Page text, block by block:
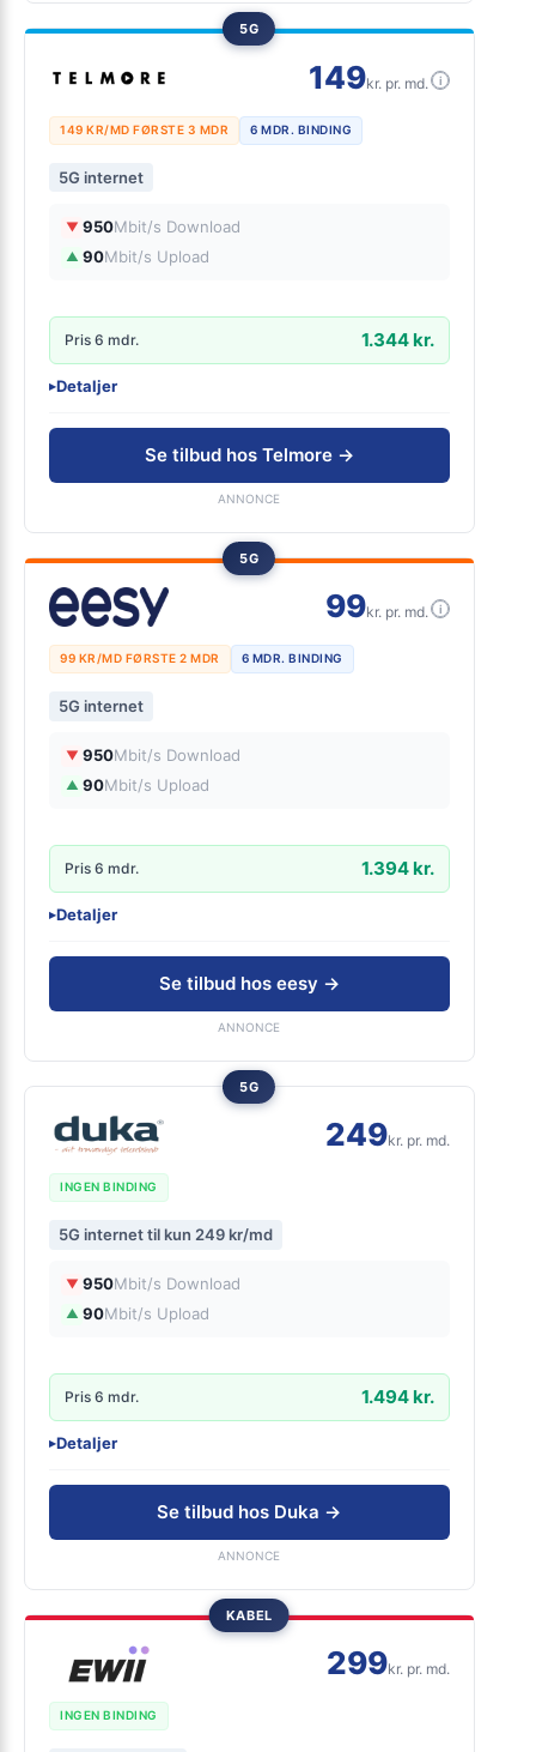
5G
149kr. pr. md. i
149 KR/MD FØRSTE 3 MDR 6 MDR. BINDING
5G internet
▼ 950Mbit/s Download
▲ 90Mbit/s Upload
Pris 6 mdr. 1.344 kr.
▸Detaljer
Inkl 5G lånerouterSe tilbud hos Telmore →
ANNONCE
5G
99kr. pr. md. i
99 KR/MD FØRSTE 2 MDR 6 MDR. BINDING
5G internet
▼ 950Mbit/s Download
▲ 90Mbit/s Upload
Pris 6 mdr. 1.394 kr.
▸Detaljer
Danmarks bedste 5G dækning fra TDC NET
Se tilbud hos eesy →
ANNONCE
5G
249kr. pr. md.
INGEN BINDING
5G internet til kun 249 kr/md
▼ 950Mbit/s Download
▲ 90Mbit/s Upload
Pris 6 mdr. 1.494 kr.
▸Detaljer
Se tilbud hos Duka →
ANNONCE
KABEL
299kr. pr. md.
INGEN BINDING